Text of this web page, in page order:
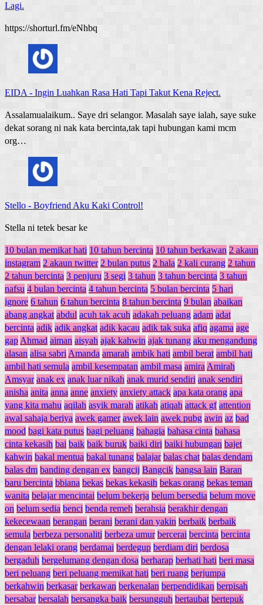
Lagi.
https://shorturl.fm/eNhbq
EIDA- Ingin Luahkan Rasa Hati Tapi Takut Kena Reject.
Assalamualaikum.. Saye dri selangor. Masalah saye ialah, saye suke
dekat sorang ni nak kata bercinta,tak tapi hubungan kami mcm
org…
Stello - Boyfriend Aku Kaki Control!
Stella ni tetek besar ke
10 bulan memikat hati 10 tahun bercinta 10 tahun berkawan 2 akaun
instagram 2 akaun twitter 2 bulan putus 2 hala 2 kali curang 2 tahun
2 tahun bercinta 3 penjuru 3 segi 3 tahun 3 tahun bercinta 3 tahun
nafsu 4 bulan bercinta 4 tahun bercinta 5 bulan bercinta 5 hari
ignore 6 tahun 6 tahun bercinta 8 tahun bercinta 9 bulan abaikan
abang angkat abdul acuh tak acuh adakah peluang adam adat
bercinta adik adik angkat adik kacau adik tak suka afiq agama age
gapAhmad aiman aisyah ajak kahwin ajak tunang aku mengandung
alasan alisa sabriAmanda amarah ambik hati ambil berat ambil hati
ambil hati semula ambil kesempatan ambil masa amiraAmirah
Amsyar anak ex anak luar nikah anak murid sendiri anak sendiri
anisha anita anna anne anxiety anxiety attack apa kata orang apa
yang kita mahu aqilah asyik marah atikah atiqah attack gf attention
awal sahaja beriya awek gamer awek lain awek pubg awin az bad
mood bagi kata putus bagi peluang bahagia bahasa cinta bahasa
cinta kekasih bai baik baik buruk baiki diri baiki hubungan bajet
kahwin bakal mentua bakal tunang balajar balas chat balas dendam
balas dm banding dengan ex bangcij Bangcik bangsa lain Baran
baru bercinta bbiana bekas bekas kekasih bekas orang bekas teman
wanita belajar mencintai belum bekerja belum bersedia belum move
on belum sedia benci benda remeh berahsia berakhir dengan
kekecewaan berangan berani berani dan yakin berbaik berbaik
semula berbeza personaliti berbeza umur bercerai bercinta bercinta
dengan lelaki orang berdamai berdegup berdiam diri berdosa
bergaduh bergelumang dengan dosa berharap berhati hati beri masa
beri peluang beri peluang memikat hati beri ruang berjumpa
berkahwin berkasar berkawan berkenalan berpendidikan berpisah
bersabar bersalah bersangka baik bersungguh bertaubat bertepuk